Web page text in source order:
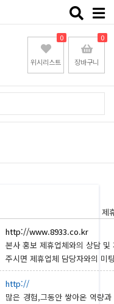
Toggle
위시리스트
0
장바구니
0
제
http://www.8933.co.kr
본사 홍보 제휴업체와의 상담
주시면 제휴업체 담당자와의 미
http://
많은 경험,그동안 쌓아온 역량